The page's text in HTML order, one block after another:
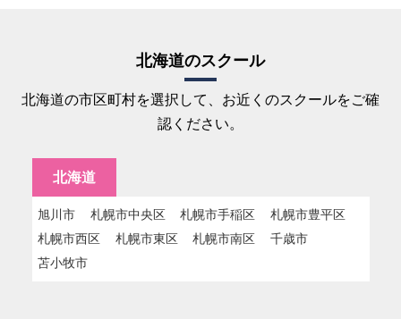
北海道のスクール
北海道の市区町村を選択して、お近くのスクールをご確
認ください。
北海道
旭川市 札幌市中央区 札幌市手稲区
札幌市豊平区
札幌市西区
札幌市東区 札幌市南区
千歳市
苫小牧市